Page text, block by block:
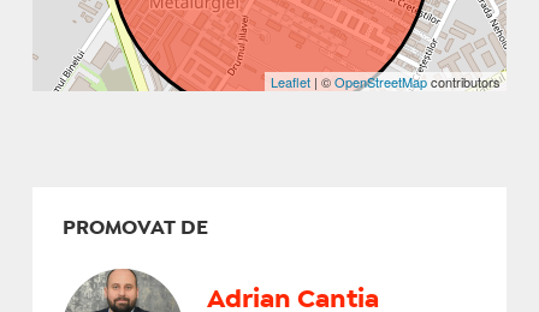
Leaflet | ©OpenStreetMapcontributors
PROMOVAT DE
Adrian Cantia